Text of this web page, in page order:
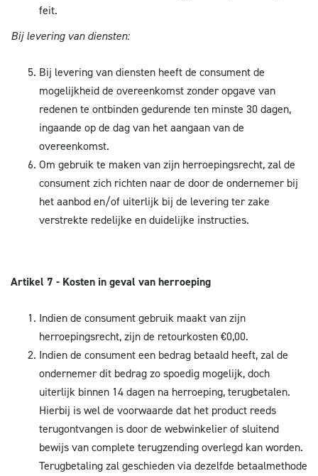
feit.
Bij levering van diensten:
Bij levering van diensten heeft de consument de
mogelijkheid de overeenkomst zonder opgave van
redenen te ontbinden gedurende ten minste 30 dagen,
ingaande op de dag van het aangaan van de
overeenkomst.
Om gebruik te maken van zijn herroepingsrecht, zal de
consument zich richten naar de door de ondernemer bij
het aanbod en/of uiterlijk bij de levering ter zake
verstrekte redelijke en duidelijke instructies.
Artikel 7 - Kosten in geval van herroeping
Indien de consument gebruik maakt van zijn
herroepingsrecht, zijn de retourkosten €0,00.
Indien de consument een bedrag betaald heeft, zal de
ondernemer dit bedrag zo spoedig mogelijk, doch
uiterlijk binnen 14 dagen na herroeping, terugbetalen.
Hierbij is wel de voorwaarde dat het product reeds
terugontvangen is door de webwinkelier of sluitend
bewijs van complete terugzending overlegd kan worden.
Terugbetaling zal geschieden via dezelfde betaalmethode